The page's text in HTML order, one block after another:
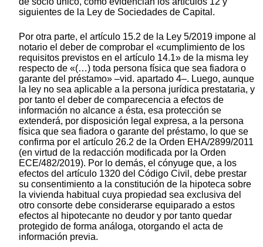
siguientes de la Ley de Sociedades de Capital.
Por otra parte, el artículo 15.2 de la Ley 5/2019 impone al
notario el deber de comprobar el «cumplimiento de los
requisitos previstos en el artículo 14.1» de la misma ley
respecto de «(…) toda persona física que sea fiadora o
garante del préstamo» –vid. apartado 4–. Luego, aunque
la ley no sea aplicable a la persona jurídica prestataria, y
por tanto el deber de comparecencia a efectos de
información no alcance a ésta, esa protección se
extenderá, por disposición legal expresa, a la persona
física que sea fiadora o garante del préstamo, lo que se
confirma por el artículo 26.2 de la Orden EHA/2899/2011
(en virtud de la redacción modificada por la Orden
ECE/482/2019). Por lo demás, el cónyuge que, a los
efectos del artículo 1320 del Código Civil, debe prestar
su consentimiento a la constitución de la hipoteca sobre
la vivienda habitual cuya propiedad sea exclusiva del
otro consorte debe considerarse equiparado a estos
efectos al hipotecante no deudor y por tanto quedar
protegido de forma análoga, otorgando el acta de
información previa.